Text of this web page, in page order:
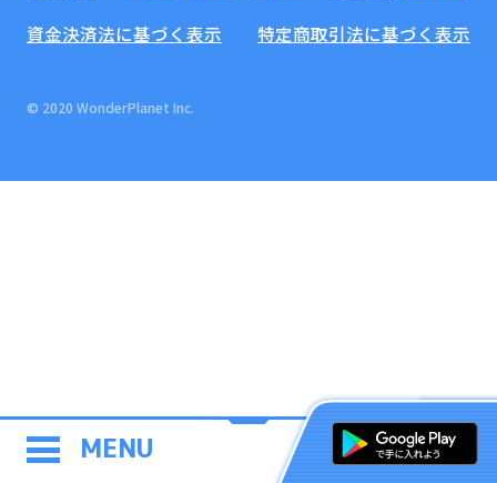
MENU
資金決済法に基づく表示
特定商取引法に基づく表示
© 2020 WonderPlanet Inc.